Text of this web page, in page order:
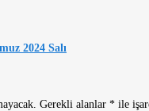
2024 Salı
Gerekli alanlar * ile